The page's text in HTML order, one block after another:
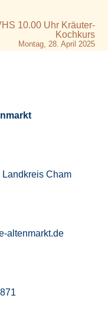
10.00 Uhr Kräuter-
Kochkurs
Montag, 28. April 2025
Cham
altenmarkt.de